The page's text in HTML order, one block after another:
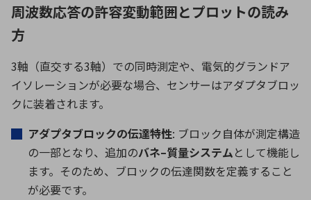
周波数応答の許容変動範囲とプロットの読み
方
3軸（直交する3軸）での同時測定や、電気的グランドア
イソレーションが必要な場合、センサーはアダプタブロッ
クに装着されます。
アダプタブロックの伝達特性: ブロック自体が測定構造
の一部となり、追加のバネ–質量システムとして機能し
ます。そのため、ブロックの伝達関数を定義すること
が必要です。